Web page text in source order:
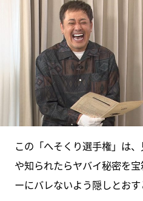
この「へそくり選手権」は
や知られたらヤバイ秘密を
ーにバレないよう隠しとおす